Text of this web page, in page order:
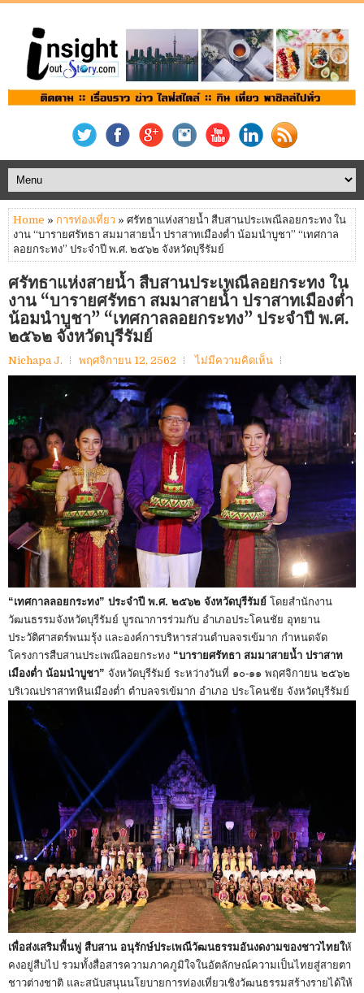
Home » การท่องเที่ยว » ศรัทธาแห่งสายน้ำ สืบสานประเพณีลอยกระทง ใน
งาน “บารายศรัทธา สมมาสายน้ำ ปราสาทเมืองต่ำ น้อมนำบูชา” “เทศกาล
ลอยกระทง” ประจำปี พ.ศ. ๒๕๖๒ จังหวัดบุรีรัมย์
ศรัทธาแห่งสายน้ำ สืบสานประเพณีลอยกระทง ใน
งาน “บารายศรัทธา สมมาสายน้ำ ปราสาทเมืองต่ำ
น้อมนำบูชา” “เทศกาลลอยกระทง” ประจำปี พ.ศ.
๒๕๖๒ จังหวัดบุรีรัมย์
Nichapa J. พฤศจิกายน 12, 2562 ไม่มีความคิดเห็น
“เทศกาลลอยกระทง” ประจำปี พ.ศ. ๒๕๖๒ จังหวัดบุรีรัมย์ โดยสำนักงาน
วัฒนธรรมจังหวัดบุรีรัมย์ บูรณาการร่วมกับ อำเภอประโคนชัย อุทยาน
ประวัติศาสตร์พนมรุ้ง และองค์การบริหารส่วนตำบลจรเข้มาก กำหนดจัด
โครงการสืบสานประเพณีลอยกระทง “บารายศรัทธา สมมาสายน้ำ ปราสาท
เมืองต่ำ น้อมนำบูชา” จังหวัดบุรีรัมย์ ระหว่างวันที่ ๑๐-๑๑ พฤศจิกายน ๒๕๖๒
บริเวณปราสาทหินเมืองต่ำ ตำบลจรเข้มาก อำเภอ ประโคนชัย จังหวัดบุรีรัมย์
เพื่อส่งเสริมพื้นฟู สืบสาน อนุรักษ์ประเพณีวัฒนธรรมอันงดงามของชาวไทยให้
คงอยู่สืบไป รวมทั้งสื่อสารความภาคภูมิใจในอัตลักษณ์ความเป็นไทยสู่สายตา
ชาวต่างชาติ และสนับสนุนนโยบายการท่องเที่ยวเชิงวัฒนธรรมสร้างรายได้ให้